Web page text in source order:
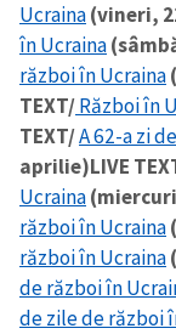
Ucraina(vineri,
în Ucraina
război în Ucraina
TEXT/Război în
TEXT/A 62-a zi
aprilie)LIVE
Ucraina
război în Ucraina
război în Ucraina
de război în
de zile de război